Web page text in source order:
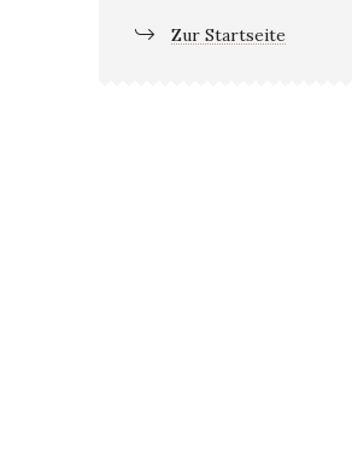
Zur Startseite